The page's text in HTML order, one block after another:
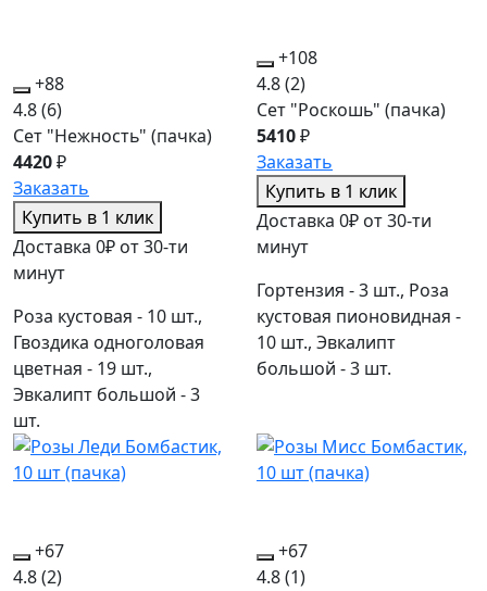
+88
4.8(6)
Сет "Нежность" (пачка)
4420₽
Заказать
Купить в 1 клик
Доставка 0₽ от 30-ти
минут
Роза кустовая - 10 шт.,
Гвоздика одноголовая
цветная - 19 шт.,
Эвкалипт большой - 3
шт.
+108
4.8(2)
Сет "Роскошь" (пачка)
5410₽
Заказать
Купить в 1 клик
Доставка 0₽ от 30-ти
минут
Гортензия - 3 шт., Роза
кустовая пионовидная -
10 шт., Эвкалипт
большой - 3 шт.
+67
4.8(2)
+67
4.8(1)